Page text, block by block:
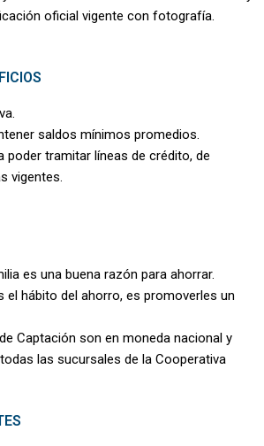
oficial vigente con fotografía.
saldos mínimos promedios.
poder tramitar líneas de crédito, de
vigentes.
es una buena razón para ahorrar.
el hábito del ahorro, es promoverles un
Captación son en moneda nacional y
las sucursales de la Cooperativa